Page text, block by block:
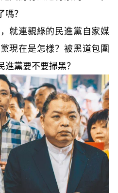
？
連親綠的民進黨自家媒
現在是怎樣？被黑道包圍
黨要不要掃黑？